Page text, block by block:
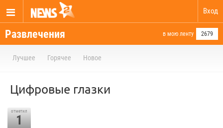
Вход
Развлечения в мою ленту 2679
Лучшее Горячее Новое
Цифровые глазки
отметил
1